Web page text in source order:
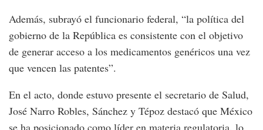
Además, subrayó el funcionario federal, “la política del
gobierno de la República es consistente con el objetivo
de generar acceso a los medicamentos genéricos una vez
que vencen las patentes”.
En el acto, donde estuvo presente el secretario de Salud,
José Narro Robles, Sánchez y Tépoz destacó que México